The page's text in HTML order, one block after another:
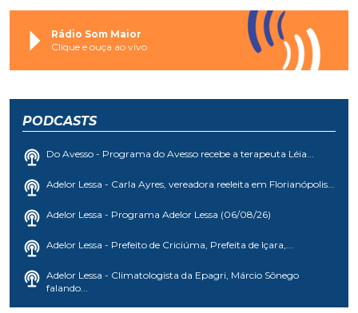
Rádio Som Maior
Clique e ouça ao vivo
PODCASTS
Do Avesso - Programa do Avesso recebe a terapeuta Léia...
Adelor Lessa - Carla Ayres, vereadora reeleita em Florianópolis...
Adelor Lessa - Programa Adelor Lessa (06/08/26)
Adelor Lessa - Prefeito de Criciúma, Prefeita de Içara,...
Adelor Lessa - Climatologista da Epagri, Márcio Sônego
falando...